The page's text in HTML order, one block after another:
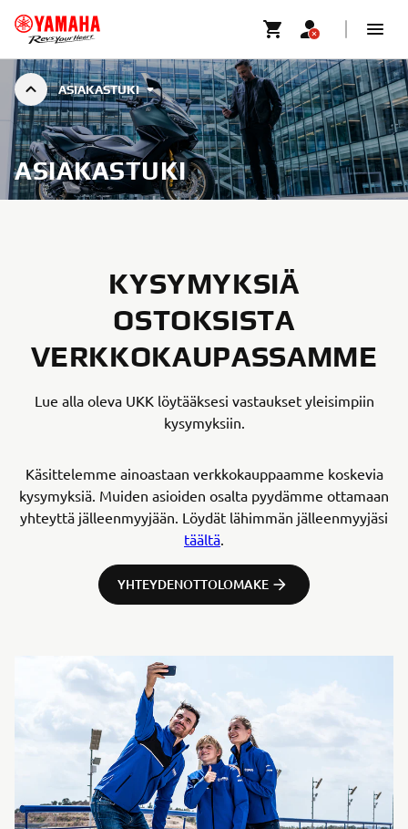
ASIAKASTUKI
ASIAKASTUKI
KYSYMYKSIÄ
OSTOKSISTA
VERKKOKAUPASSAMME
Lue alla oleva UKK löytääksesi vastaukset yleisimpiin
kysymyksiin.
Käsittelemme ainoastaan verkkokauppaamme koskevia
kysymyksiä. Muiden asioiden osalta pyydämme ottamaan
yhteyttä jälleenmyyjään. Löydät lähimmän jälleenmyyjäsi
täältä.
YHTEYDENOTTOLOMAKE